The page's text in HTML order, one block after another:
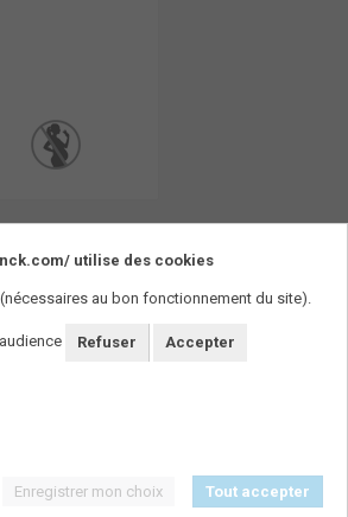
utilise des cookies
au bon fonctionnement du site).
Refuser Accepter
Enregistrer mon choix Tout accepter